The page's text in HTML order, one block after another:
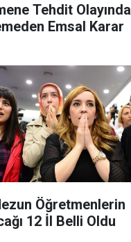
Tehdit Olayında
Emsal Karar
Öğretmenlerin
12 İl Belli Oldu